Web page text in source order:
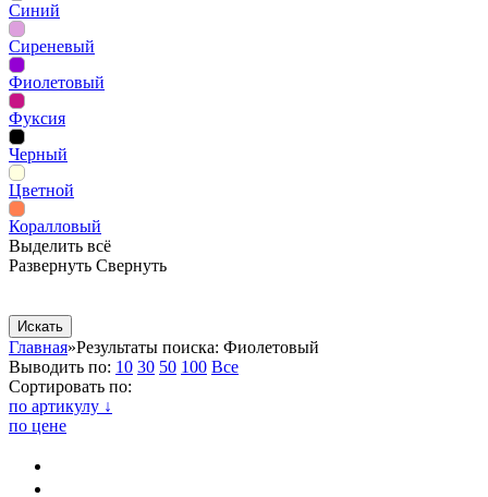
Синий
Сиреневый
Фиолетовый
Фуксия
Черный
Цветной
Коралловый
Выделить всё
Развернуть Свернуть
Главная»Результаты поиска: Фиолетовый
Выводить по: 10 30 50 100 Все
Сортировать по:
по артикулу ↓
по цене